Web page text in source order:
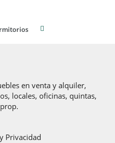
en venta y alquiler,
locales, oficinas, quintas,
Privacidad